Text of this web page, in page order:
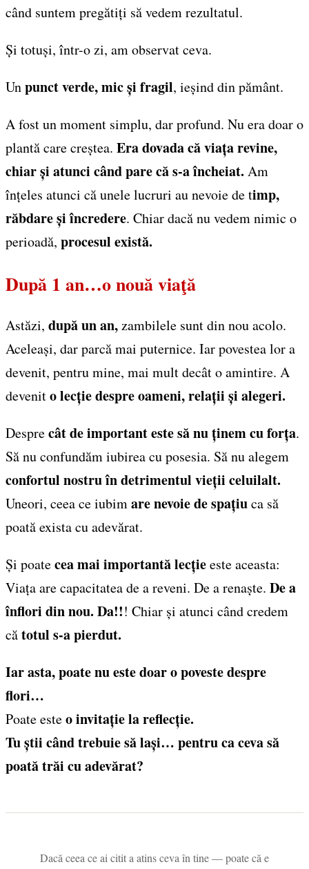
când suntem pregătiți să vedem rezultatul.
Și totuși, într-o zi, am observat ceva.
Unpunct verde, mic și fragil, ieșind din pământ.
A fost un moment simplu, dar profund. Nu era doar o
plantă care creștea. Era dovada că viața revine,
chiar și atunci când pare că s-a încheiat. Am
înțeles atunci că unele lucruri au nevoie de timp,
răbdare și încredere. Chiar dacă nu vedem nimic o
perioadă, procesul există.
După 1 an…o nouă viaţă
Astăzi, după un an,zambilele sunt din nou acolo.
Aceleași, dar parcă mai puternice. Iar povestea lor a
devenit, pentru mine, mai mult decât o amintire. A
devenito lecție despre oameni, relații și alegeri.
Desprecât de important este să nu ținem cu forța.
Să nu confundăm iubirea cu posesia. Să nu alegem
confortul nostru în detrimentul vieții celuilalt.
Uneori, ceea ce iubimare nevoie de spațiuca să
poată exista cu adevărat.
Și poatecea mai importantă lecțieeste aceasta:
Viața are capacitatea de a reveni. De a renaște. De a
înflori din nou. Da!!! Chiar și atunci când credem
cătotul s-a pierdut.
Iar asta, poate nu este doar o poveste despre
flori…
Poate esteo invitație la reflecție.
Tu știi când trebuie să lași… pentru ca ceva să
poată trăi cu adevărat?
Dacă ceea ce ai citit a atins ceva în tine — poate că e